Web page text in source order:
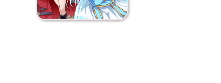
妹『アイリス』にクロが魔
とお願いされる。しぶしぶ